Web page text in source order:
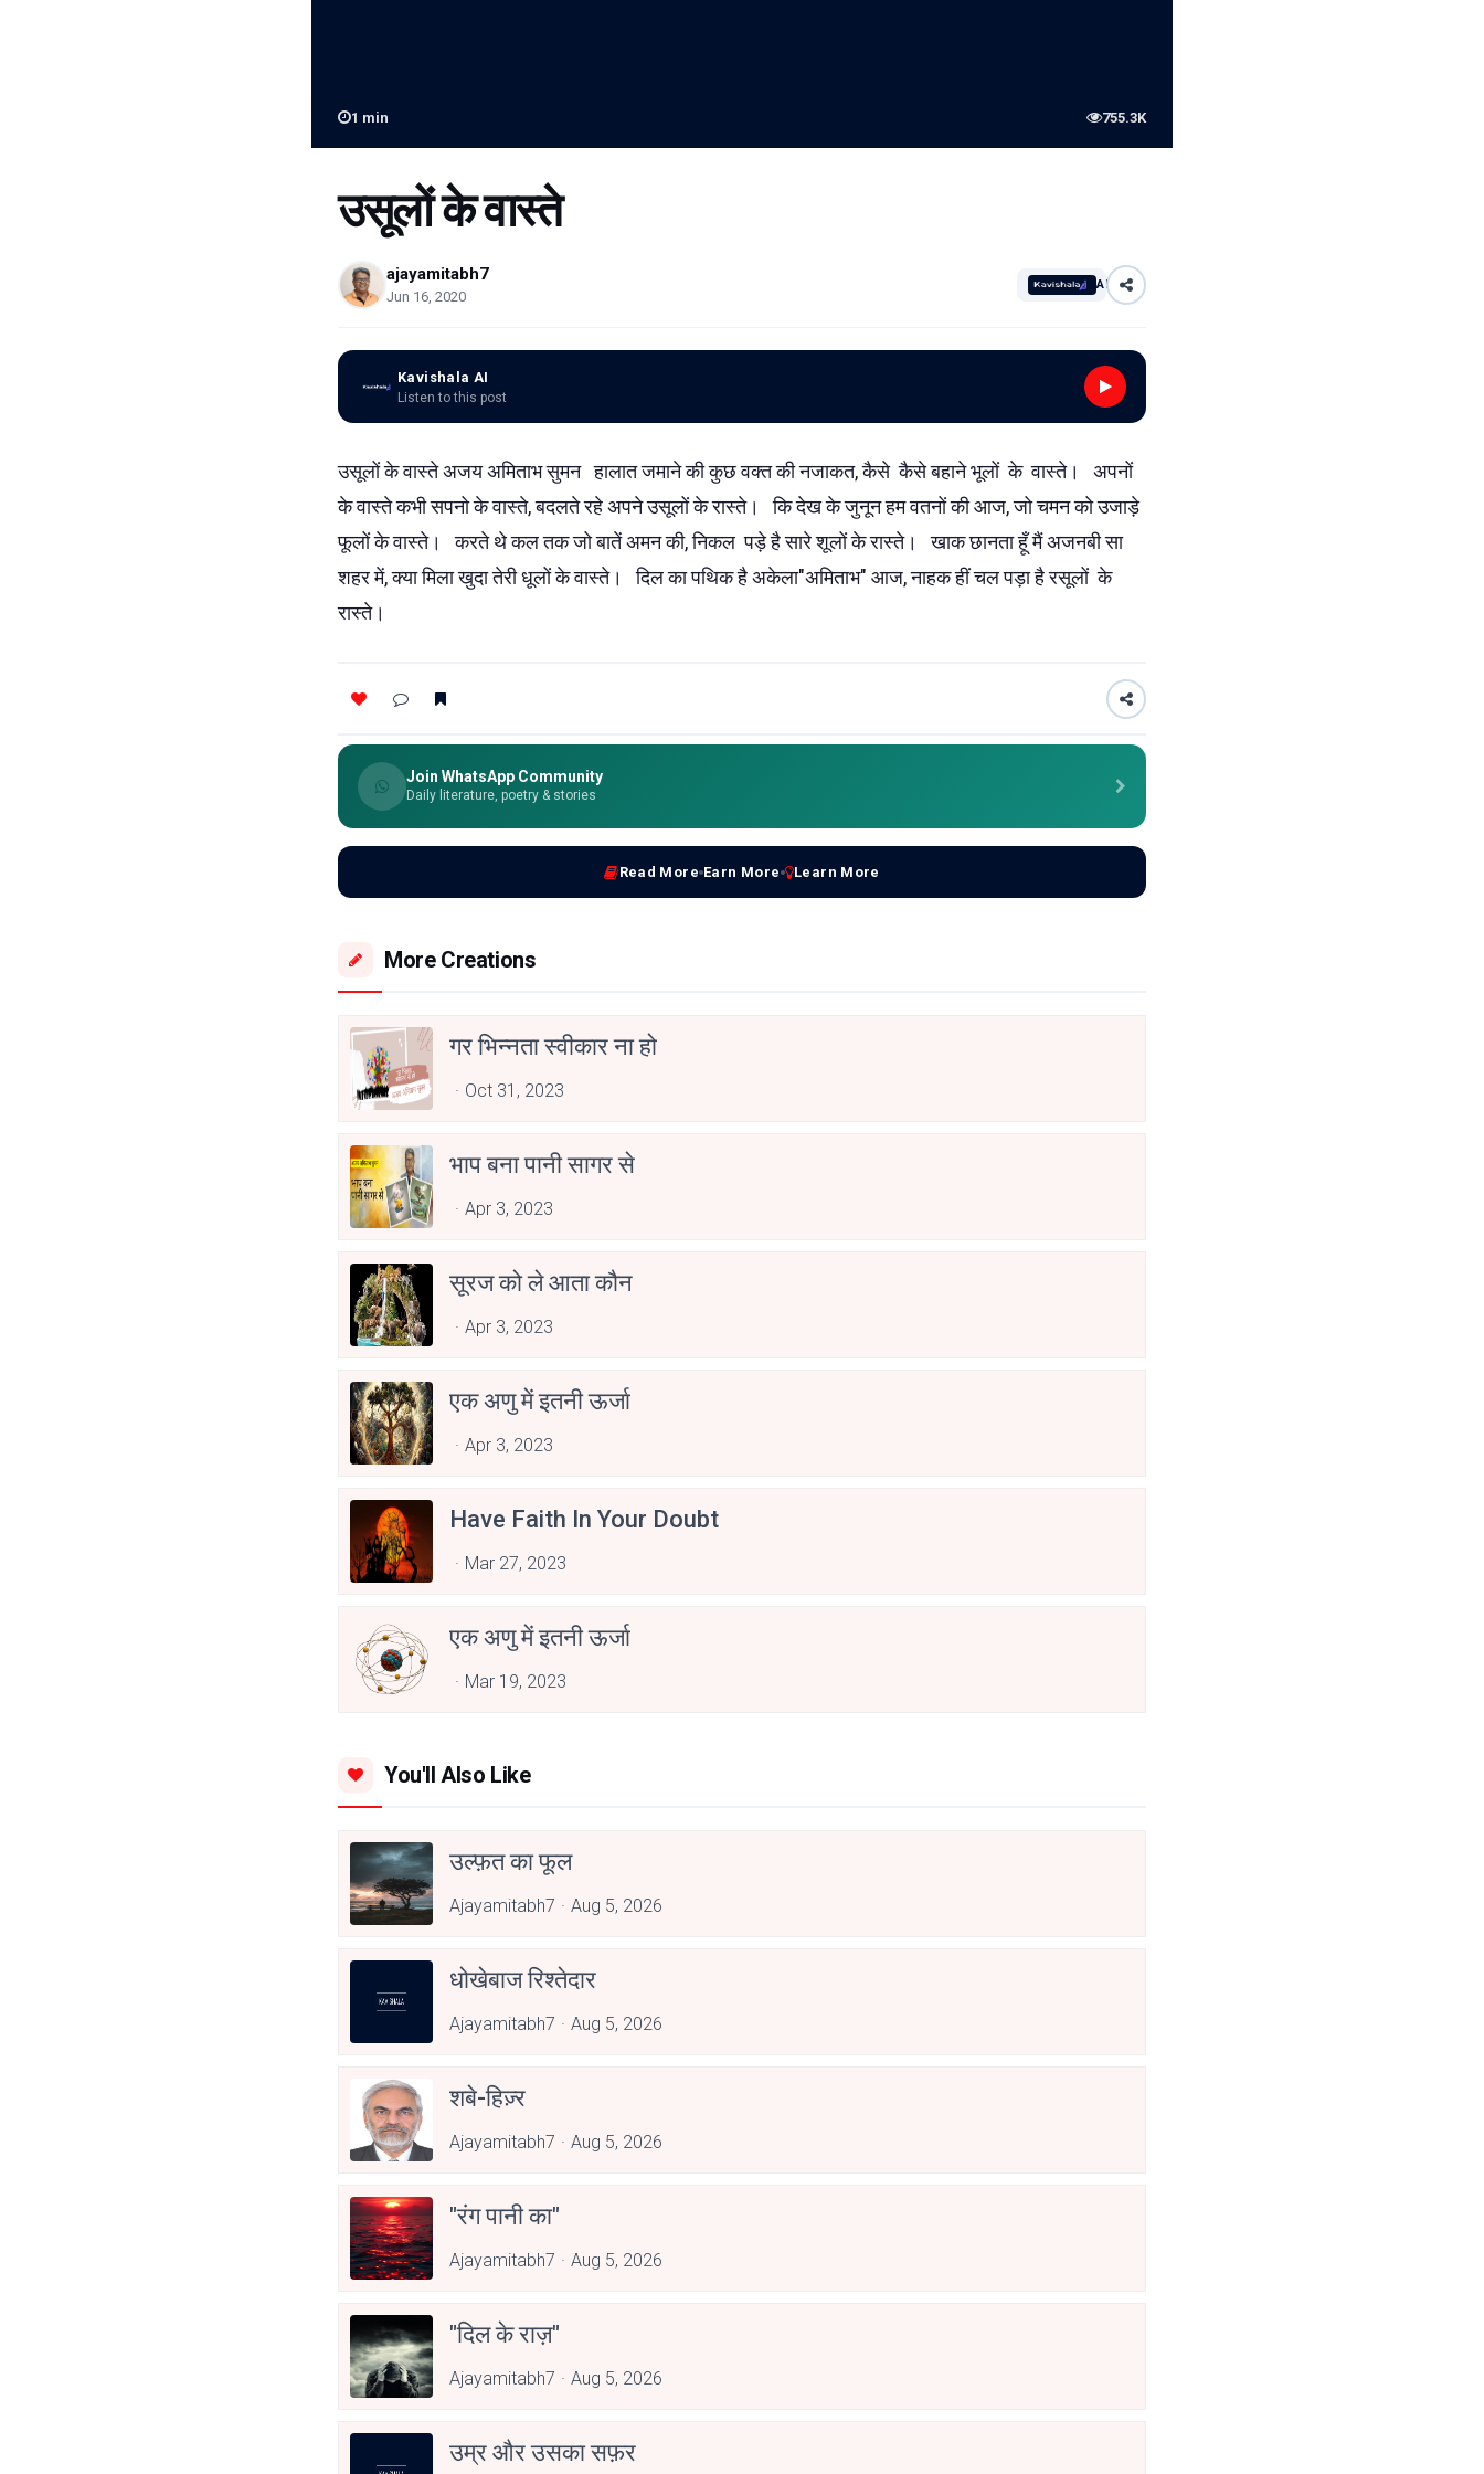
1 min 755.3K
उसूलों के वास्ते
ajayamitabh7
Jun 16, 2020
AI
Kavishala AI
Listen to this post
उसूलों के वास्ते अजय अमिताभ सुमन हालात जमाने की कुछ वक्त की नजाकत, कैसे कैसे बहाने भूलों के वास्ते। अपनों
के वास्ते कभी सपनो के वास्ते, बदलते रहे अपने उसूलों के रास्ते। कि देख के जुनून हम वतनों की आज, जो चमन को उजाड़े
फूलों के वास्ते। करते थे कल तक जो बातें अमन की, निकल पड़े है सारे शूलों के रास्ते। खाक छानता हूँ मैं अजनबी सा
शहर में, क्या मिला खुदा तेरी धूलों के वास्ते। दिल का पथिक है अकेला"अमिताभ" आज, नाहक हीं चल पड़ा है रसूलों के
रास्ते।
Join WhatsApp Community
Daily literature, poetry & stories
Read More Earn More Learn More
More Creations
गर भिन्नता स्वीकार ना हो
Oct 31, 2023
भाप बना पानी सागर से
Apr 3, 2023
सूरज को ले आता कौन
Apr 3, 2023
एक अणु में इतनी ऊर्जा
Apr 3, 2023
Have Faith In Your Doubt
Mar 27, 2023
एक अणु में इतनी ऊर्जा
Mar 19, 2023
You'll Also Like
उल्फ़त का फूल
Ajayamitabh7 Aug 5, 2026
धोखेबाज रिश्तेदार
Ajayamitabh7 Aug 5, 2026
शबे-हिज़्र
Ajayamitabh7 Aug 5, 2026
"रंग पानी का"
Ajayamitabh7 Aug 5, 2026
"दिल के राज़"
Ajayamitabh7 Aug 5, 2026
उम्र और उसका सफ़र